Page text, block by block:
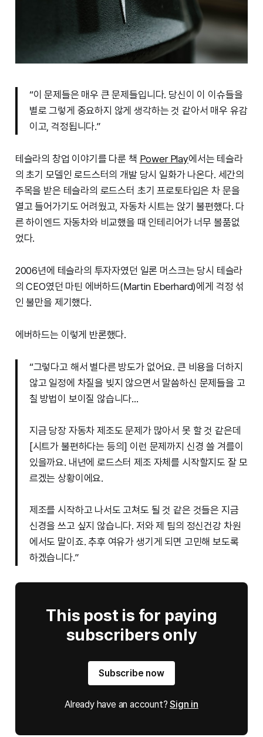
“이 문제들은 매우 큰 문제들입니다. 당신이 이 이슈들을
별로 그렇게 중요하지 않게 생각하는 것 같아서 매우 유감
이고, 걱정됩니다.”
테슬라의 창업 이야기를 다룬 책 Power Play에서는 테슬라
의 초기 모델인 로드스터의 개발 당시 일화가 나온다. 세간의
주목을 받은 테슬라의 로드스터 초기 프로토타입은 차 문을
열고 들어가기도 어려웠고, 자동차 시트는 앉기 불편했다. 다
른 하이엔드 자동차와 비교했을 때 인테리어가 너무 볼품없
었다.
2006년에 테슬라의 투자자였던 일론 머스크는 당시 테슬라
의 CEO였던 마틴 에버하드(Martin Eberhard)에게 걱정 섞
인 불만을 제기했다.
에버하드는 이렇게 반론했다.
“그렇다고 해서 별다른 방도가 없어요. 큰 비용을 더하지
않고 일정에 차질을 빚지 않으면서 말씀하신 문제들을 고
칠 방법이 보이질 않습니다…
지금 당장 자동차 제조도 문제가 많아서 못 할 것 같은데
[시트가 불편하다는 등의] 이런 문제까지 신경 쓸 겨를이
있을까요. 내년에 로드스터 제조 자체를 시작할지도 잘 모
르겠는 상황이에요.
제조를 시작하고 나서도 고쳐도 될 것 같은 것들은 지금
신경을 쓰고 싶지 않습니다. 저와 제 팀의 정신건강 차원
에서도 말이죠. 추후 여유가 생기게 되면 고민해 보도록
하겠습니다.”
This post is for paying
subscribers only
Subscribe now
Already have an account?Sign in